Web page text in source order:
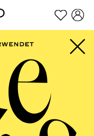
springen